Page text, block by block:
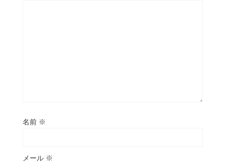
名前 ※
メール ※